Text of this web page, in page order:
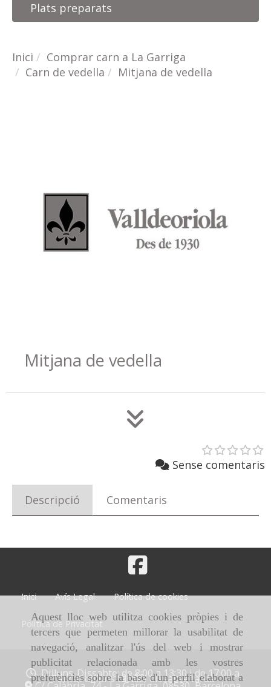
Aquest lloc web utilitza cookies pròpies i de
tercers que permeten millorar la usabilitat de
navegació, analitzar l'ús del web i mostrar
publicitat relacionada amb les vostres
preferències sobre la base d'un perfil elaborat a
Plats preparats
Inici
Comprar carn a La Garriga
Carn de vedella
Mitjana de vedella
Mitjana de vedella
Sense comentaris
Descripció Comentaris
Inici Avís Legal Política de cookies
Política de Privacitat
Dilluns-Dissabte: de 8:00 a 13:30 i de 17:00 a
20:00
Tancat dilluns tarda i dissabte tarda